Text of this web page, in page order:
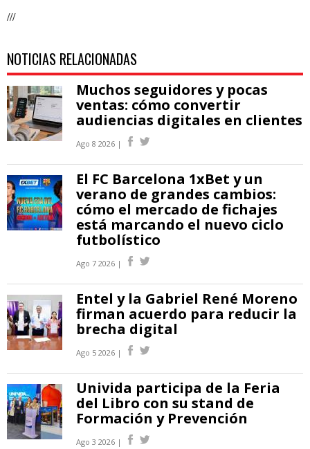
///
NOTICIAS RELACIONADAS
Muchos seguidores y pocas
ventas: cómo convertir
audiencias digitales en clientes
Ago 8 2026 |
El FC Barcelona 1xBet y un
verano de grandes cambios:
cómo el mercado de fichajes
está marcando el nuevo ciclo
futbolístico
Ago 7 2026 |
Entel y la Gabriel René Moreno
firman acuerdo para reducir la
brecha digital
Ago 5 2026 |
Univida participa de la Feria
del Libro con su stand de
Formación y Prevención
Ago 3 2026 |